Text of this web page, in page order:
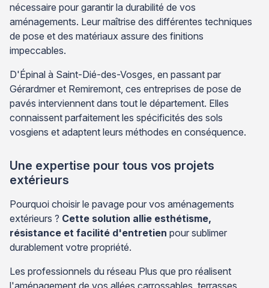
nécessaire pour garantir la durabilité de vos
aménagements. Leur maîtrise des différentes techniques
de pose et des matériaux assure des finitions
impeccables.
D'Épinal à Saint-Dié-des-Vosges, en passant par
Gérardmer et Remiremont, ces entreprises de pose de
pavés interviennent dans tout le département. Elles
connaissent parfaitement les spécificités des sols
vosgiens et adaptent leurs méthodes en conséquence.
Une expertise pour tous vos projets
extérieurs
Pourquoi choisir le pavage pour vos aménagements
extérieurs ? Cette solution allie esthétisme,
résistance et facilité d'entretien pour sublimer
durablement votre propriété.
Les professionnels du réseau Plus que pro réalisent
l'aménagement de vos allées carrossables, terrasses,